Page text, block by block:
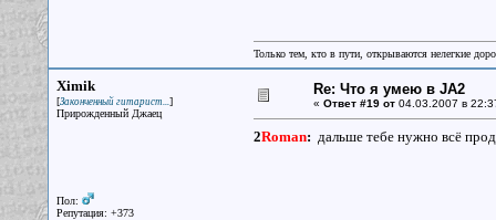
Только тем, кто в пути, открываются нелегкие
Ximik
[Законченный гитарист...]
Прирожденный Джаец
Пол:
Репутация: +373
Re: Что я умею в JA2
« Ответ #19 от04.03.2007 в
2Roman: дальше тебе нужно всё